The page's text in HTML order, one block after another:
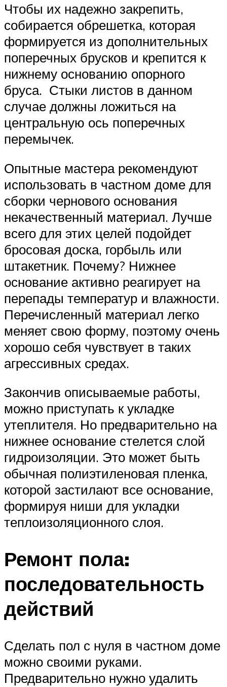
Чтобы их надежно закрепить,
собирается обрешетка, которая
формируется из дополнительных
поперечных брусков и крепится к
нижнему основанию опорного
бруса. Стыки листов в данном
случае должны ложиться на
центральную ось поперечных
перемычек.
Опытные мастера рекомендуют
использовать в частном доме для
сборки чернового основания
некачественный материал. Лучше
всего для этих целей подойдет
бросовая доска, горбыль или
штакетник. Почему? Нижнее
основание активно реагирует на
перепады температур и влажности.
Перечисленный материал легко
меняет свою форму, поэтому очень
хорошо себя чувствует в таких
агрессивных средах.
Закончив описываемые работы,
можно приступать к укладке
утеплителя. Но предварительно на
нижнее основание стелется слой
гидроизоляции. Это может быть
обычная полиэтиленовая пленка,
которой застилают все основание,
формируя ниши для укладки
теплоизоляционного слоя.
Ремонт пола:
последовательность
действий
Сделать пол с нуля в частном доме
можно своими руками.
Предварительно нужно удалить